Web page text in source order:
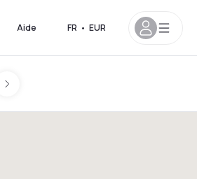
Aide FR • EUR